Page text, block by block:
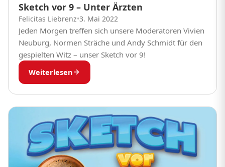
Sketch vor 9 – Unter Ärzten
Felicitas Liebrenz•3. Mai 2022
Jeden Morgen treffen sich unsere Moderatoren Vivien
Neuburg, Normen Sträche und Andy Schmidt für den
gespielten Witz – unser Sketch vor 9!
Weiterlesen